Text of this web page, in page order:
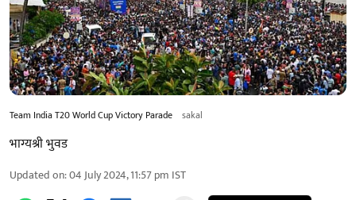
Team India T20 World Cup Victory Parade sakal
भाग्यश्री भुवड
Updated on:04 July 2024, 11:57 pm IST